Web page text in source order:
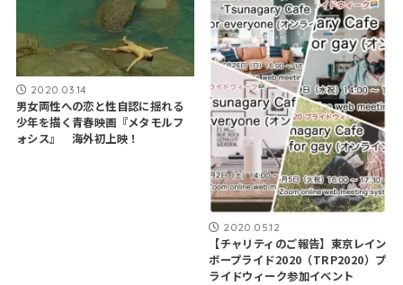
2020.03.14
男女両性への恋と性自認に揺れる
少年を描く青春映画『メタモルフ
ォシス』 海外初上映！
2020.05.12
【チャリティのご報告】東京レイン
ボープライド2020（TRP2020）プ
ライドウィーク参加イベント